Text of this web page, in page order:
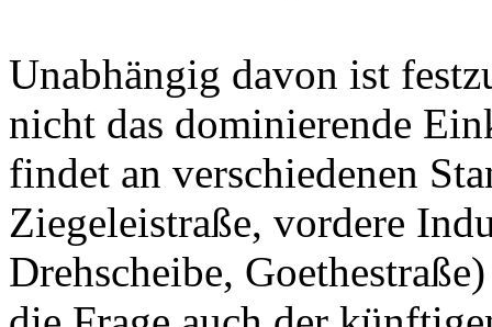
Unabhängig davon ist
nicht das dominierende
findet an verschiedenen
Ziegeleistraße, vordere
Drehscheibe,